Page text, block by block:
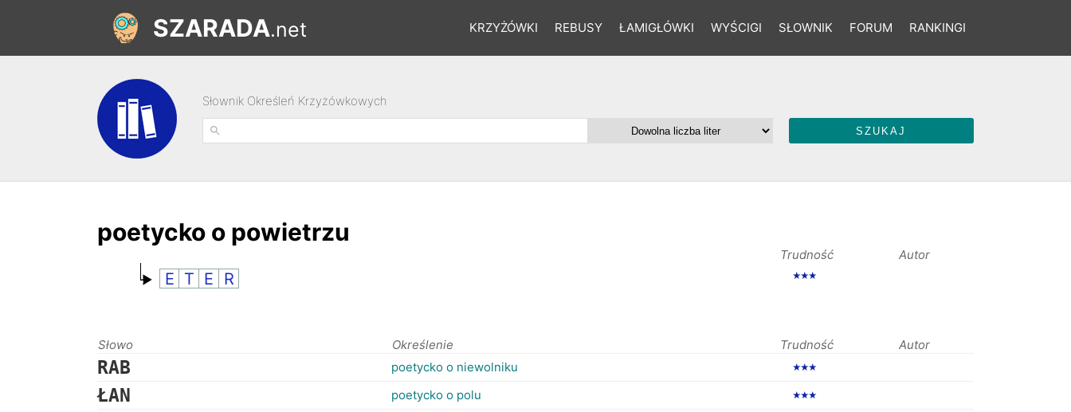
KRZYŻÓWKI REBUSY ŁAMIGŁÓWKI WYŚCIGI SŁOWNIK FORUM RANKINGI
SZARADA.net
Słownik Określeń Krzyżówkowych
poetycko o powietrzu
Trudność Autor
E T E R ★★★
Słowo Określenie Trudność Autor
RAB poetycko o niewolniku ★★★
ŁAN poetycko o polu ★★★